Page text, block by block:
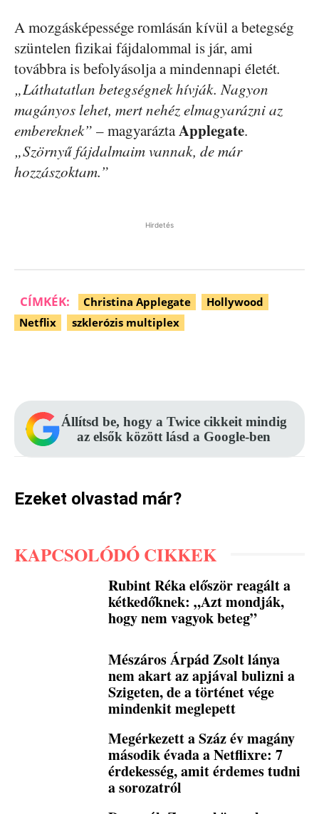
A mozgásképessége romlásán kívül a betegség
szüntelen fizikai fájdalommal is jár, ami
továbbra is befolyásolja a mindennapi életét.
„Láthatatlan betegségnek hívják. Nagyon
magányos lehet, mert nehéz elmagyarázni az
embereknek” – magyaráztaApplegate.
„Szörnyű fájdalmaim vannak, de már
hozzászoktam.”
Hirdetés
CÍMKÉK: Christina Applegate
Hollywood
Netflix
szklerózis multiplex
Állítsd be, hogy a Twice cikkeit mindig
az elsők között lásd a Google-ben
Ezeket olvastad már?
KAPCSOLÓDÓ CIKKEK
Rubint Réka először reagált a
kétkedőknek: „Azt mondják,
hogy nem vagyok beteg”
Mészáros Árpád Zsolt lánya
nem akart az apjával bulizni a
Szigeten, de a történet vége
mindenkit meglepett
Megérkezett a Száz év magány
második évada a Netflixre: 7
érdekesség, amit érdemes tudni
a sorozatról